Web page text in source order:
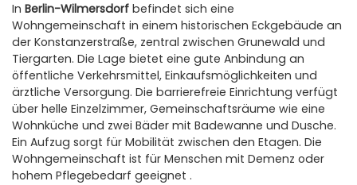
In Berlin-Wilmersdorf befindet sich eine
Wohngemeinschaft in einem historischen Eckgebäude an
der Konstanzerstraße, zentral zwischen Grunewald und
Tiergarten. Die Lage bietet eine gute Anbindung an
öffentliche Verkehrsmittel, Einkaufsmöglichkeiten und
ärztliche Versorgung. Die barrierefreie Einrichtung verfügt
über helle Einzelzimmer, Gemeinschaftsräume wie eine
Wohnküche und zwei Bäder mit Badewanne und Dusche.
Ein Aufzug sorgt für Mobilität zwischen den Etagen. Die
Wohngemeinschaft ist für Menschen mit Demenz oder
hohem Pflegebedarf geeignet .